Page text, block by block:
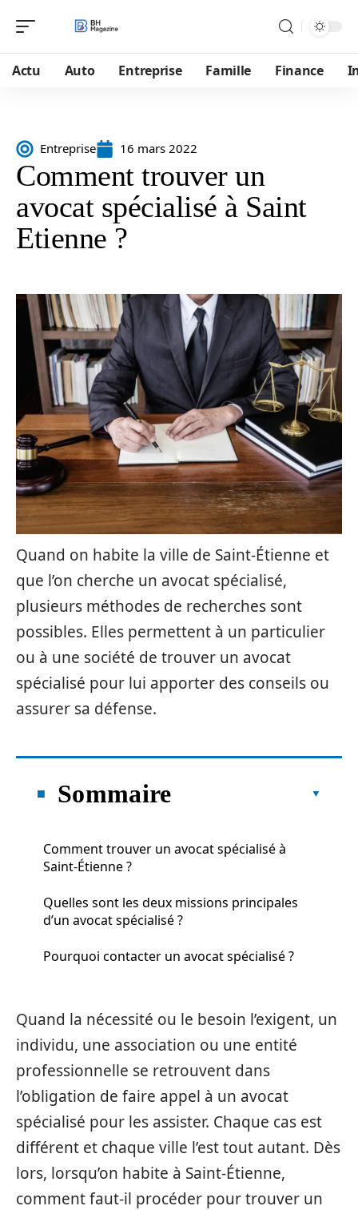
Actu Auto Entreprise Famille Finance
Entreprise 16 mars 2022
Comment trouver un
avocat spécialisé à Saint
Etienne ?
Quand on habite la ville de Saint-Étienne et
que l’on cherche un avocat spécialisé,
plusieurs méthodes de recherches sont
possibles. Elles permettent à un particulier
ou à une société de trouver un avocat
spécialisé pour lui apporter des conseils ou
assurer sa défense.
Sommaire
Comment trouver un avocat spécialisé à
Saint-Étienne ?
Quelles sont les deux missions principales
d’un avocat spécialisé ?
Pourquoi contacter un avocat spécialisé ?
Quand la nécessité ou le besoin l’exigent, un
individu, une association ou une entité
professionnelle se retrouvent dans
l’obligation de faire appel à un avocat
spécialisé pour les assister. Chaque cas est
différent et chaque ville l’est tout autant. Dès
lors, lorsqu’on habite à Saint-Étienne,
comment faut-il procéder pour trouver un